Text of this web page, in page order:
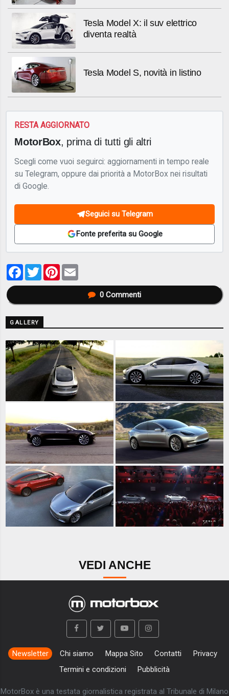
Tesla Model X: il suv elettrico
diventa realtà
Tesla Model S, novità in listino
RESTA AGGIORNATO
MotorBox, prima di tutti gli altri
Scegli come vuoi seguirci: aggiornamenti in tempo reale
su Telegram, oppure dai priorità a MotorBox nei risultati
di Google.
Seguici su Telegram
Fonte preferita su Google
Facebook
TwitterPinterest
0Commenti
GALLERY
VEDI ANCHE
Newsletter Chi siamo Mappa Sito Contatti
Privacy
Termini e condizioni
Pubblicità
MotorBox è una testata giornalistica registrata al Tribunale di Milano